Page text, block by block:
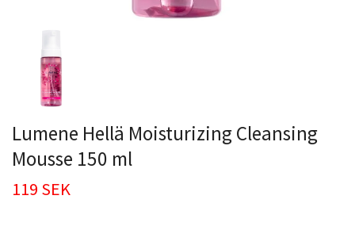
Lumene Hellä Moisturizing Cleansing
Mousse 150 ml
119 SEK